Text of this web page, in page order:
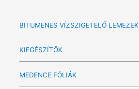
BITUMENES VÍZSZIGETELŐ LEMEZEK
KIEGÉSZÍTŐK
MEDENCE FÓLIÁK